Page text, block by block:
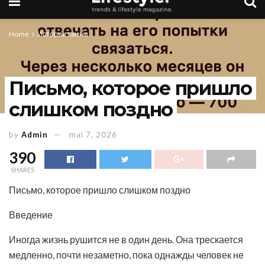
Home Истории жизни
Письмо, которое пришло
слишком поздно
by Admin mai 7, 2026
390
SHARES
Письмо, которое пришло слишком поздно
Введение
Иногда жизнь рушится не в один день. Она трескается
медленно, почти незаметно, пока однажды человек не